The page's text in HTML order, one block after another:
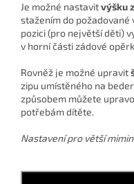
Je možné nastavitvýšku
stažením do požadované
pozici (pro největší děti)
v horní části zádové
Rovněž je možné upravit
zipu umístěného na
způsobem můžete
potřebám dítěte.
Nastavení pro větší